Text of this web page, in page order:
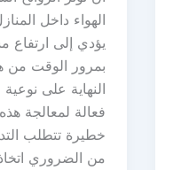
الهواء داخل
يؤدي إلى ارتفاع
بمرور الوقت من
النهاية على
فعالة لمعالجة
خطيرة تتطلب
من الضروري